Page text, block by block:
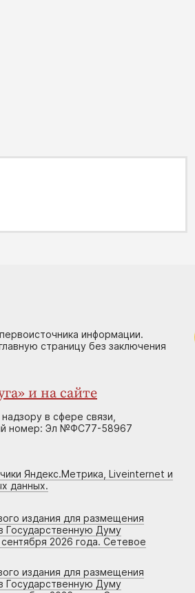
информации.
страницу без заключения
и на сайте
в сфере связи,
номер: Эл №ФС77-58967
Яндекс.Метрика, Liveinternet и
данных.
издания для размещения
Государственную Думу
2026 года. Сетевое
издания для размещения
Государственную Думу